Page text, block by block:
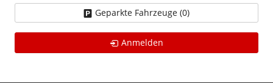
Geparkte Fahrzeuge (0)
Anmelden